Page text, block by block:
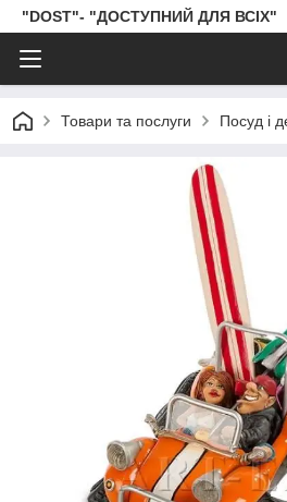
"DOST"- "ДОСТУПНИЙ ДЛЯ ВСІХ"
Товари та послуги Посуд і